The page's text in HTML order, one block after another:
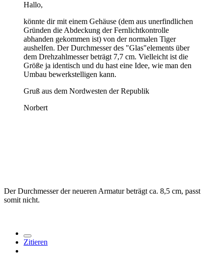
Hallo,
könnte dir mit einem Gehäuse (dem aus unerfindlichen
Gründen die Abdeckung der Fernlichtkontrolle
abhanden gekommen ist) von der normalen Tiger
aushelfen. Der Durchmesser des "Glas"elements über
dem Drehzahlmesser beträgt 7,7 cm. Vielleicht ist die
Größe ja identisch und du hast eine Idee, wie man den
Umbau bewerkstelligen kann.
Gruß aus dem Nordwesten der Republik
Norbert
Der Durchmesser der neueren Armatur beträgt ca. 8,5 cm, passt
somit nicht.
Zitieren